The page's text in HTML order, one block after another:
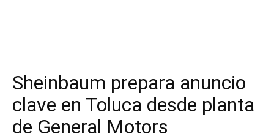
Sheinbaum prepara anuncio
clave en Toluca desde planta
de General Motors